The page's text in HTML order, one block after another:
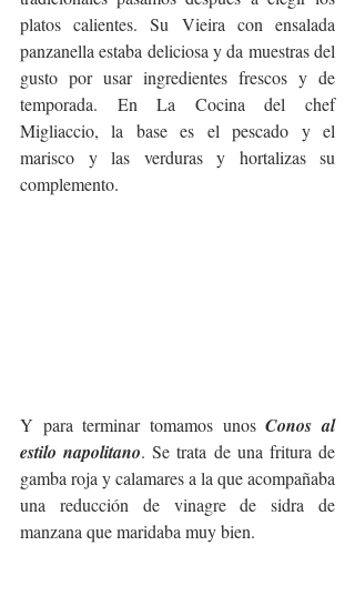
platos calientes. Su Vieira con ensalada
panzanella estaba deliciosa y da muestras del
gusto por usar ingredientes frescos y de
temporada. En La Cocina del chef
Migliaccio, la base es el pescado y el
marisco y las verduras y hortalizas su
complemento.
Y para terminar tomamos unos Conos al
estilo napolitano. Se trata de una fritura de
gamba roja y calamares a la que acompañaba
una reducción de vinagre de sidra de
manzana que maridaba muy bien.